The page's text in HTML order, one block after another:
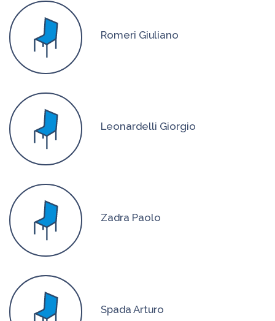
Romeri Giuliano
Leonardelli Giorgio
Zadra Paolo
Spada Arturo